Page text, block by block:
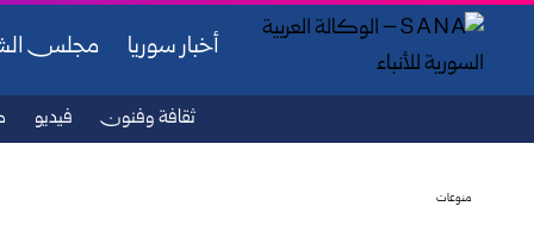
أخبار سوريا مجلس
ثقافة وفنون فيديو
منوعات